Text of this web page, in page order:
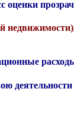
оценки
недвижимости)